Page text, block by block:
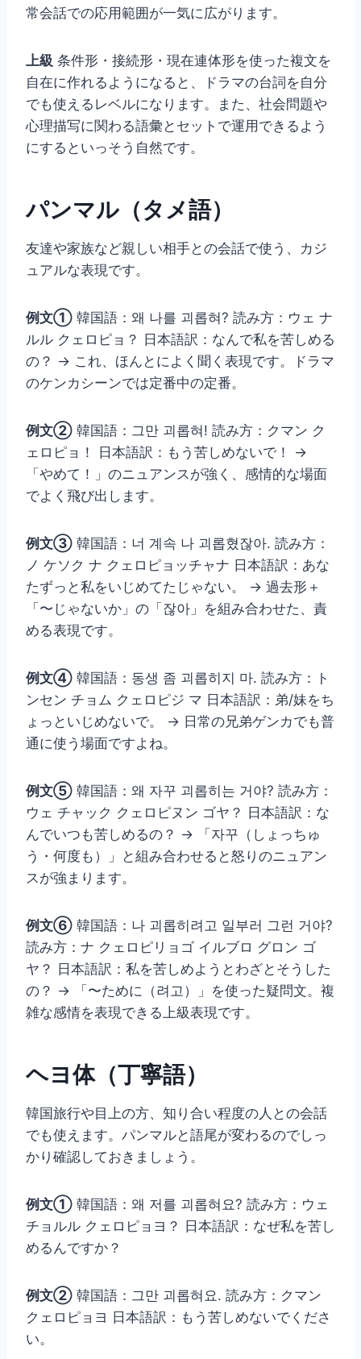
常会話での応用範囲が一気に広がります。
上級 条件形・接続形・現在連体形を使った複文を
自在に作れるようになると、ドラマの台詞を自分
でも使えるレベルになります。また、社会問題や
心理描写に関わる語彙とセットで運用できるよう
にするといっそう自然です。
パンマル（タメ語）
友達や家族など親しい相手との会話で使う、カジ
ュアルな表現です。
例文① 韓国語：왜 나를 괴롭혀? 読み方：ウェ ナ
ルル クェロピョ？ 日本語訳：なんで私を苦しめる
の？ → これ、ほんとによく聞く表現です。ドラマ
のケンカシーンでは定番中の定番。
例文② 韓国語：그만 괴롭혀! 読み方：クマン ク
ェロピョ！ 日本語訳：もう苦しめないで！ →
「やめて！」のニュアンスが強く、感情的な場面
でよく飛び出します。
例文③ 韓国語：너 계속 나 괴롭혔잖아. 読み方：
ノ ケソク ナ クェロピョッチャナ 日本語訳：あな
たずっと私をいじめてたじゃない。 → 過去形＋
「〜じゃないか」の「잖아」を組み合わせた、責
める表現です。
例文④ 韓国語：동생 좀 괴롭히지 마. 読み方：ト
ンセン チョム クェロピジ マ 日本語訳：弟/妹をち
ょっといじめないで。 → 日常の兄弟ゲンカでも普
通に使う場面ですよね。
例文⑤ 韓国語：왜 자꾸 괴롭히는 거야? 読み方：
ウェ チャック クェロピヌン ゴヤ？ 日本語訳：な
んでいつも苦しめるの？ → 「자꾸（しょっちゅ
う・何度も）」と組み合わせると怒りのニュアン
スが強まります。
例文⑥ 韓国語：나 괴롭히려고 일부러 그런 거야?
読み方：ナ クェロピリョゴ イルブロ グロン ゴ
ヤ？ 日本語訳：私を苦しめようとわざとそうした
の？ → 「〜ために（려고）」を使った疑問文。複
雑な感情を表現できる上級表現です。
ヘヨ体（丁寧語）
韓国旅行や目上の方、知り合い程度の人との会話
でも使えます。パンマルと語尾が変わるのでしっ
かり確認しておきましょう。
例文① 韓国語：왜 저를 괴롭혀요? 読み方：ウェ
チョルル クェロピョヨ？ 日本語訳：なぜ私を苦し
めるんですか？
例文② 韓国語：그만 괴롭혀요. 読み方：クマン
クェロピョヨ 日本語訳：もう苦しめないでくださ
い。